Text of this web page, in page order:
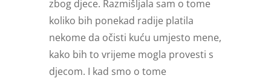
zbog djece. Razmišljala sam o tome
koliko bih ponekad radije platila
nekome da očisti kuću umjesto mene,
kako bih to vrijeme mogla provesti s
djecom. I kad smo o tome